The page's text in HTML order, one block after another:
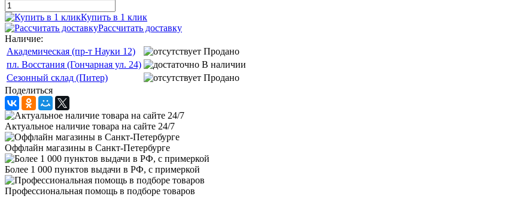
Купить в 1 клик
Рассчитать доставку
Наличие:
Академическая (пр-т Науки 12)
Продано
пл. Восстания (Гончарная ул. 24)
В наличии
Сезонный склад (Питер)
Продано
Поделиться
Актуальное наличие товара на сайте 24/7
Оффлайн магазины в Санкт-Петербурге
Более 1 000 пунктов выдачи в РФ, с примеркой
Профессиональная помощь в подборе товаров